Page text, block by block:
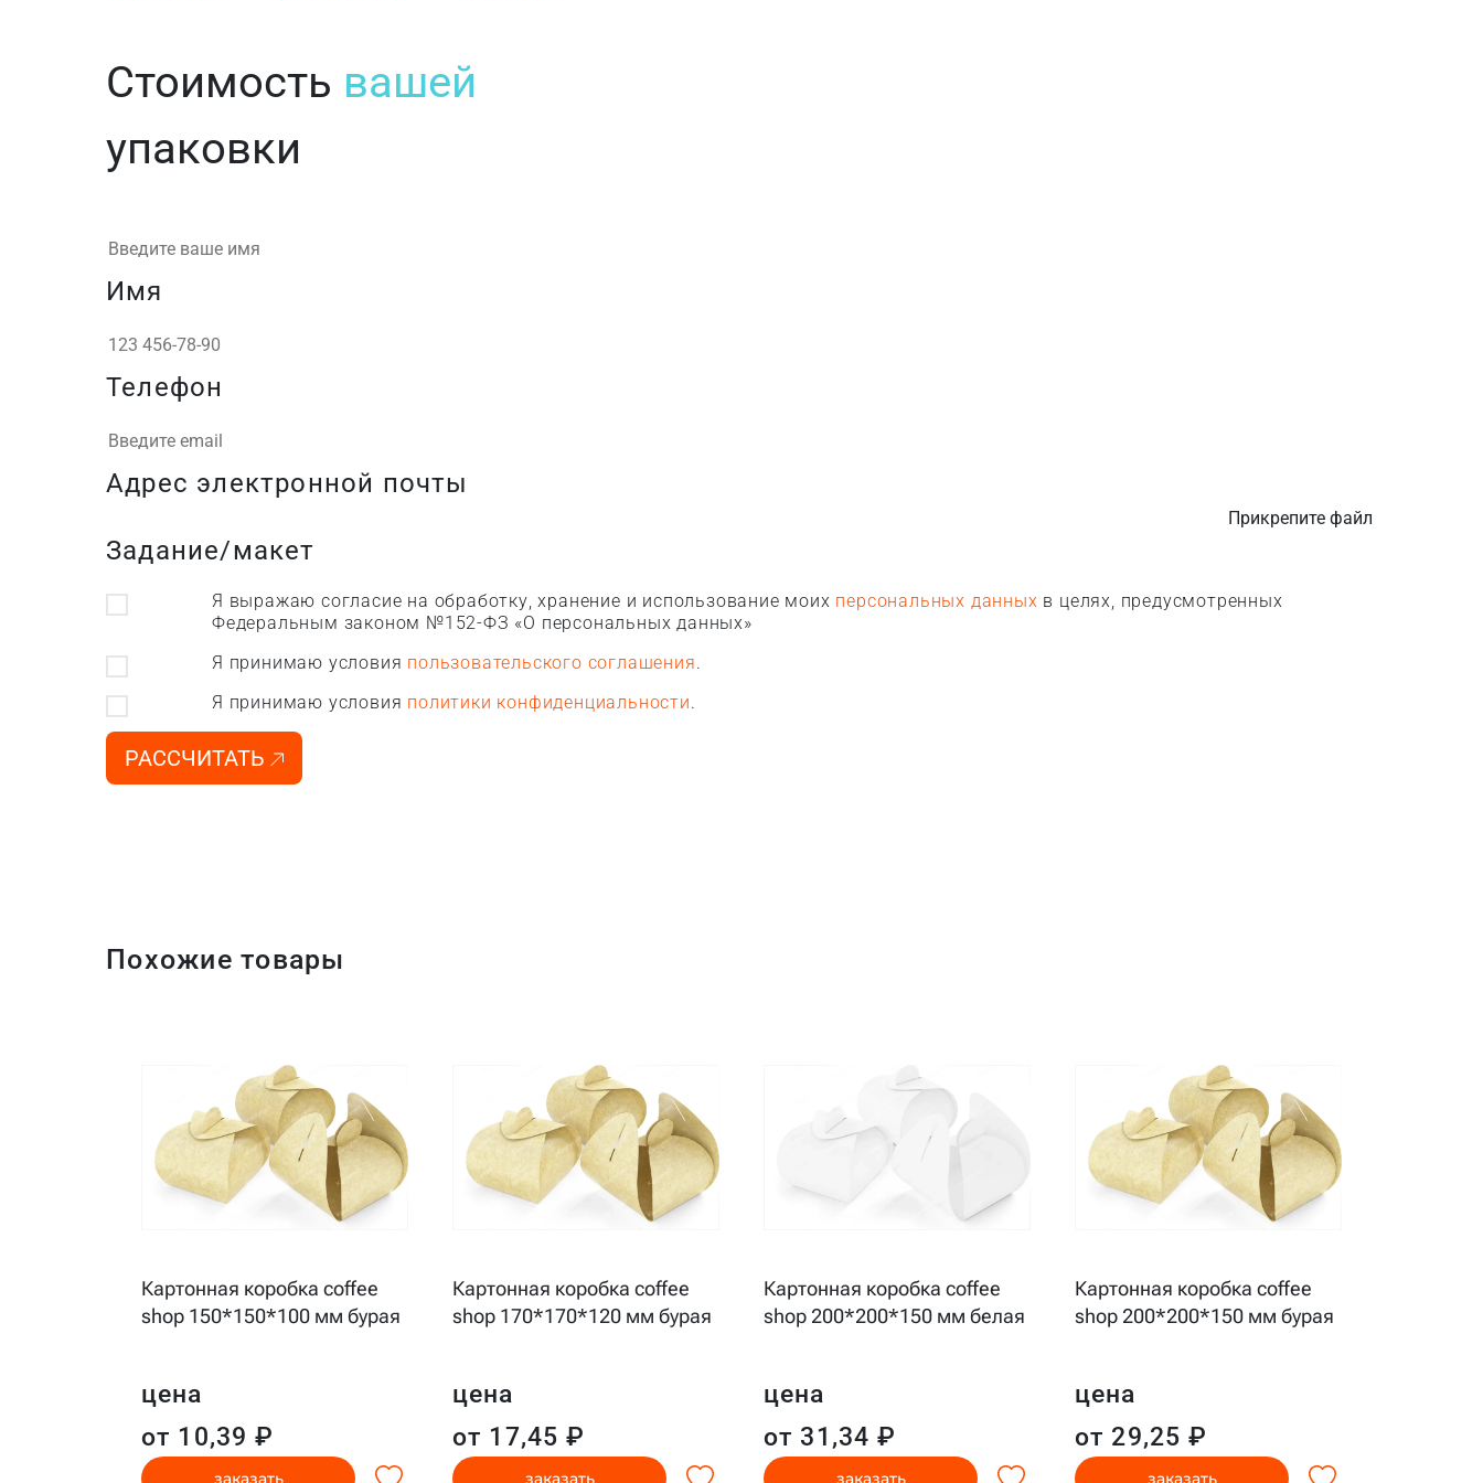
Стоимость вашей
упаковки
Имя
Телефон
Адрес электронной почты
Задание/макет
Прикрепите файл
Я выражаю согласие на обработку, хранение и использование моих персональных данных в целях, предусмотренных
Федеральным законом №152-ФЗ «О персональных данных»
Я принимаю условия пользовательского соглашения.
Я принимаю условия политики конфиденциальности.
РАССЧИТАТЬ
Похожие товары
Картонная коробка coffee
shop 150*150*100 мм бурая
цена
от 10,39 ₽
заказать
Картонная коробка coffee
shop 170*170*120 мм бурая
цена
от 17,45 ₽
заказать
Картонная коробка coffee
shop 200*200*150 мм белая
цена
от 31,34 ₽
заказать
Картонная коробка coffee
shop 200*200*150 мм бурая
цена
от 29,25 ₽
заказать